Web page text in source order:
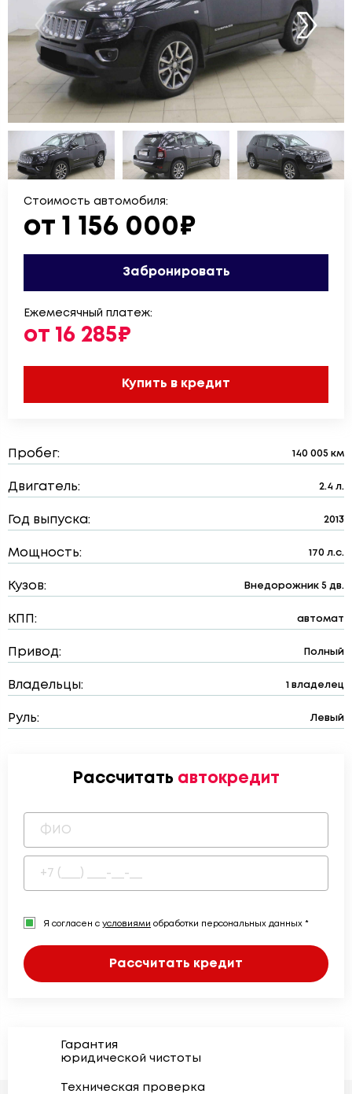
Стоимость автомобиля:
от 1 156 000₽
Забронировать
Ежемесячный платеж:
от 16 285₽
Купить в кредит
Пробег: 140 005 км
Двигатель: 2.4 л.
Год выпуска: 2013
Мощность: 170 л.с.
Кузов: Внедорожник 5 дв.
КПП: автомат
Привод: Полный
Владельцы: 1 владелец
Руль: Левый
Рассчитать автокредит
Я согласен с условиями обработки персональных данных *
Рассчитать кредит
Гарантия
юридической чистоты
Техническая проверка